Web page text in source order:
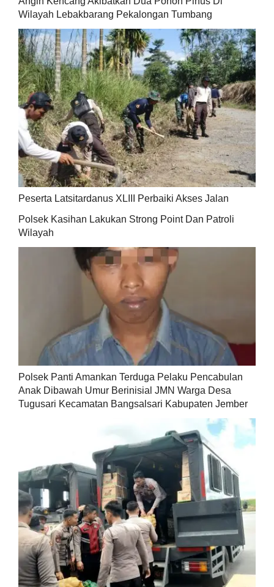
Wilayah Lebakbarang Pekalongan Tumbang
Peserta Latsitardanus XLIII Perbaiki Akses Jalan
Polsek Kasihan Lakukan Strong Point Dan Patroli
Wilayah
Polsek Panti Amankan Terduga Pelaku Pencabulan
Anak Dibawah Umur Berinisial JMN Warga Desa
Tugusari Kecamatan Bangsalsari Kabupaten Jember